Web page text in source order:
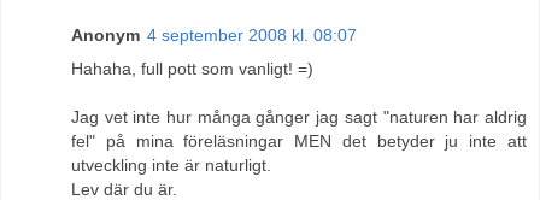
Anonym 4 september 2008 kl. 08:07
Hahaha, full pott som vanligt! =)
Jag vet inte hur många gånger jag sagt "naturen har aldrig
fel" på mina föreläsningar MEN det betyder ju inte att
utveckling inte är naturligt.
Lev där du är.